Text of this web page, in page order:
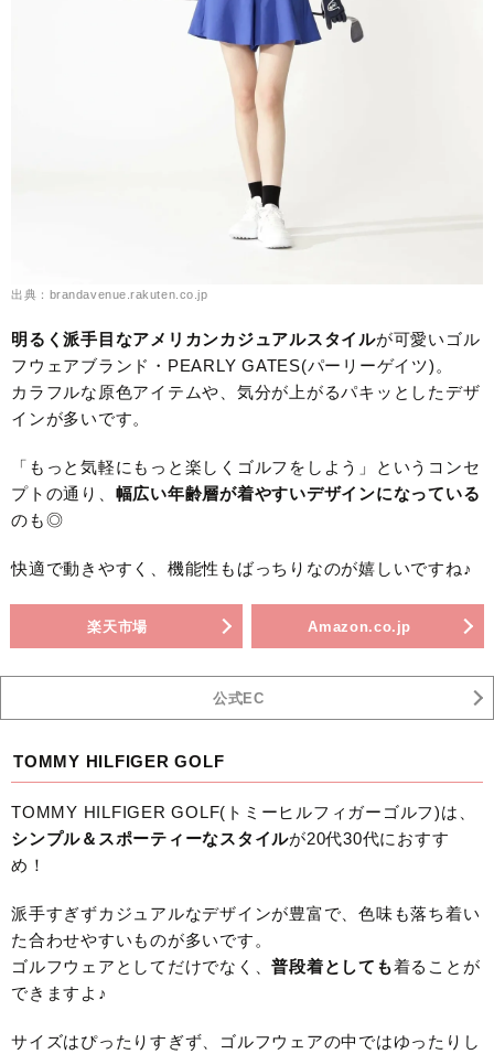
出典：brandavenue.rakuten.co.jp
明るく派手目なアメリカンカジュアルスタイルが可愛いゴル
フウェアブランド・PEARLY GATES(パーリーゲイツ)。
カラフルな原色アイテムや、気分が上がるパキッとしたデザ
インが多いです。
「もっと気軽にもっと楽しくゴルフをしよう」というコンセ
プトの通り、 幅広い年齢層が着やすいデザインになっている
のも◎
快適で動きやすく、機能性もばっちりなのが嬉しいですね♪
楽天市場 Amazon.co.jp
公式EC
TOMMY HILFIGER GOLF
TOMMY HILFIGER GOLF(トミーヒルフィガーゴルフ)は、
シンプル＆スポーティーなスタイルが20代30代におすす
め！
派手すぎずカジュアルなデザインが豊富で、色味も落ち着い
た合わせやすいものが多いです。
ゴルフウェアとしてだけでなく、普段着としても着ることが
できますよ♪
サイズはぴったりすぎず、ゴルフウェアの中ではゆったりし